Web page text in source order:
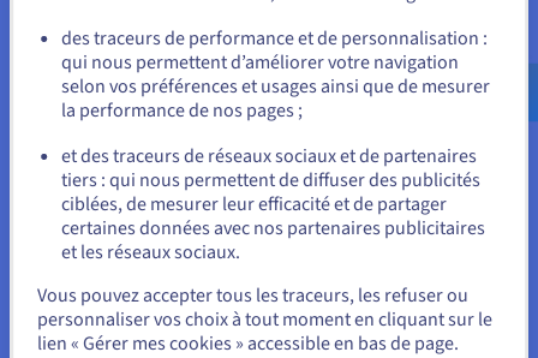
VPS vous donne une liberté totale pour configurer ces
serveurs, mettre en place des superviseurs de processus et les
intégrer avec Nginx en tant que proxy inverse. Pour les
applications Django utilisant des vues asynchrones ou des
WebSockets, déployer un serveur ASGI comme Daphne ou
Uvicorn est tout aussi simple.
Pourquoi choisir OVHcloud pour
votre VPS Django ?
Allez sur le site États-Unis
us.ovhcloud.com/
Anglais USD - $
ou
Rester sur le site actuel
Sélectionner un autre site web
des traceurs de performance et de personnalisation :
qui nous permettent d’améliorer votre navigation
selon vos préférences et usages ainsi que de mesurer
la performance de nos pages ;
et des traceurs de réseaux sociaux et de partenaires
tiers : qui nous permettent de diffuser des publicités
ciblées, de mesurer leur efficacité et de partager
certaines données avec nos partenaires publicitaires
et les réseaux sociaux.
Vous pouvez accepter tous les traceurs, les refuser ou
personnaliser vos choix à tout moment en cliquant sur le
lien « Gérer mes cookies » accessible en bas de page.